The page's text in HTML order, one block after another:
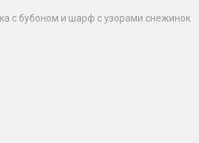
с бубоном и шарф с узорами снежинок